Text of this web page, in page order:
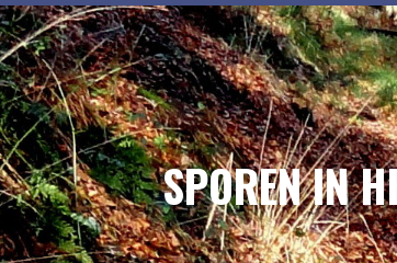
SPOREN IN